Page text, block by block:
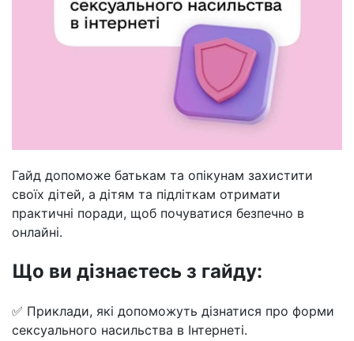
Гайд допоможе батькам та опікунам захистити
своїх дітей, а дітям та підліткам отримати
практичні поради, щоб почуватися безпечно в
онлайні.
Що ви дізнаєтесь з гайду:
✅ Приклади, які допоможуть дізнатися про форми
сексуального насильства в Інтернеті.